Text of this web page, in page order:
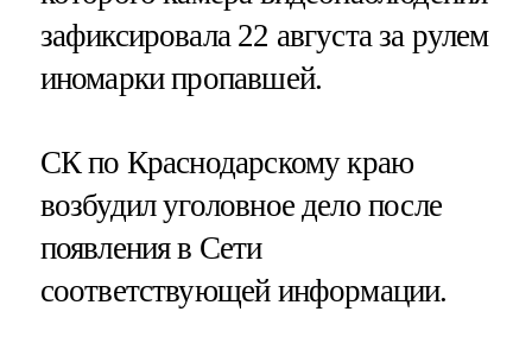
зафиксировала 22 августа за рулем
иномарки пропавшей.
СК по Краснодарскому краю
возбудил уголовное дело после
появления в Сети
соответствующей информации.